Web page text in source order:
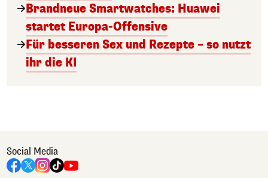
Brandneue Smartwatches: Huawei
startet Europa-Offensive
Für besseren Sex und Rezepte – so nutzt
ihr die KI
Social Media